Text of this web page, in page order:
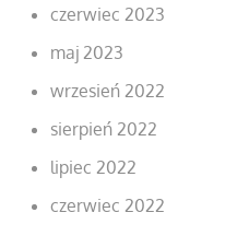
czerwiec 2023
maj 2023
wrzesień 2022
sierpień 2022
lipiec 2022
czerwiec 2022